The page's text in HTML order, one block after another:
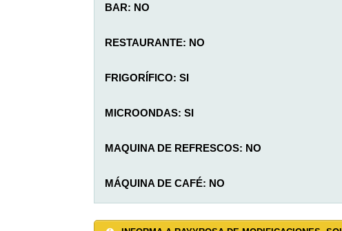
BAR: NO
RESTAURANTE: NO
FRIGORÍFICO: SI
MICROONDAS: SI
MAQUINA DE REFRESCOS: NO
MÁQUINA DE CAFÉ: NO